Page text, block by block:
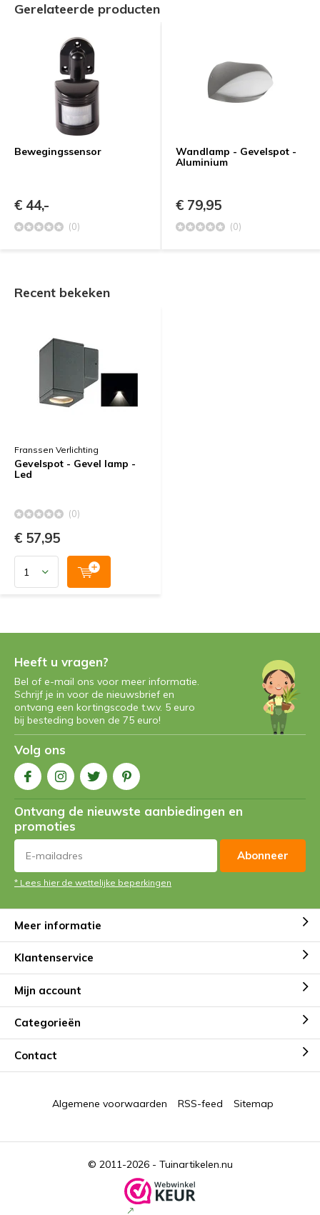
Gerelateerde producten
Bewegingssensor
€ 44,-
(0)
Wandlamp - Gevelspot -
Aluminium
€ 79,95
(0)
Recent bekeken
Franssen Verlichting
Gevelspot - Gevel lamp -
Led
(0)
€ 57,95
Heeft u vragen?
Bel of e-mail ons voor meer informatie.
Schrijf je in voor de nieuwsbrief en
ontvang een kortingscode t.w.v. 5 euro
bij besteding boven de 75 euro!
Volg ons
Ontvang de nieuwste aanbiedingen en
promoties
Abonneer
* Lees hier de wettelijke beperkingen
Meer informatie
Klantenservice
Mijn account
Categorieën
Contact
© 2011-2026 - Tuinartikelen.nu
Algemene voorwaarden RSS-feed Sitemap